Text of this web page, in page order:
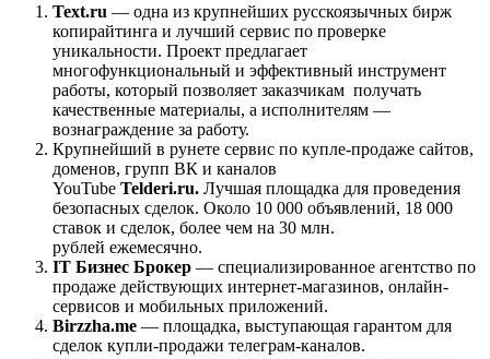
Text.ru — одна из крупнейших русскоязычных бирж
копирайтинга и лучший сервис по проверке
уникальности. Проект предлагает
многофункциональный и эффективный инструмент
работы, который позволяет заказчикам получать
качественные материалы, а исполнителям —
вознаграждение за работу.
Крупнейший в рунете сервис по купле-продаже сайтов,
доменов, групп ВК и каналов
YouTube Telderi.ru. Лучшая площадка для проведения
безопасных сделок. Около 10 000 объявлений, 18 000
ставок и сделок, более чем на 30 млн.
рублей ежемесячно.
IT Бизнес Брокер — специализированное агентство по
продаже действующих интернет-магазинов, онлайн-
сервисов и мобильных приложений.
Birzzha.me — площадка, выступающая гарантом для
сделок купли-продажи телеграм-каналов.